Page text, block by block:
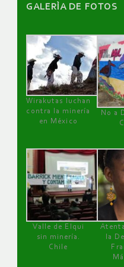
GALERÌA DE FOTOS
Wirakutas luchan
contra la minería
en México
No a
Valle de Elqui
sin minería.
Chile
la